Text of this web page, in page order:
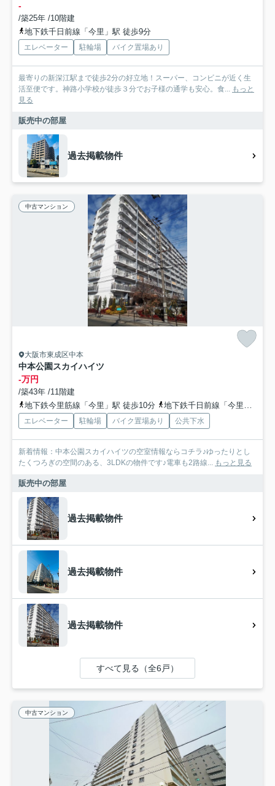
-
/築25年 /10階建
地下鉄千日前線「今里」駅 徒歩9分
エレベーター 駐輪場 バイク置場あり
最寄りの新深江駅まで徒歩2分の好立地！スーパー、コンビニが近く生
活至便です。神路小学校が徒歩３分でお子様の通学も安心。食... もっと
見る
販売中の部屋
過去掲載物件
中古マンション
大阪市東成区中本
中本公園スカイハイツ
-万円
/築43年 /11階建
地下鉄今里筋線「今里」駅 徒歩10分
地下鉄千日前線「今里」駅 徒歩15分
エレベーター 駐輪場 バイク置場あり 公共下水
新着情報：中本公園スカイハイツの空室情報ならコチラ♪ゆったりとし
たくつろぎの空間のある、3LDKの物件です♪電車も2路線... もっと見る
販売中の部屋
過去掲載物件
過去掲載物件
過去掲載物件
すべて見る（全6戸）
中古マンション